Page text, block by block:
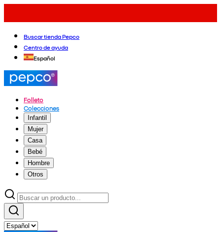
Buscar tienda Pepco
Centro de ayuda
Español
Folleto
Colecciones
Infantil
Mujer
Casa
Bebé
Hombre
Otros